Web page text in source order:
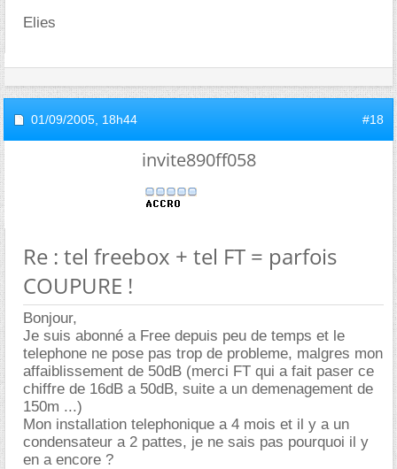
Elies
01/09/2005, 18h44 #18
invite890ff058
Re : tel freebox + tel FT = parfois
COUPURE !
Bonjour,
Je suis abonné a Free depuis peu de temps et le
telephone ne pose pas trop de probleme, malgres mon
affaiblissement de 50dB (merci FT qui a fait paser ce
chiffre de 16dB a 50dB, suite a un demenagement de
150m ...)
Mon installation telephonique a 4 mois et il y a un
condensateur a 2 pattes, je ne sais pas pourquoi il y
en a encore ?